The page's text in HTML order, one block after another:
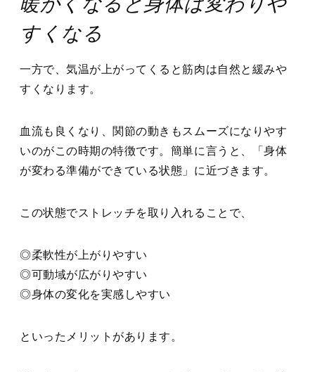
すくなる
一方で、気温が上がってくると筋肉は自然と緩みや
すくなります。
血流も良くなり、関節の動きもスムーズになりやす
いのがこの時期の特徴です。簡単に言うと、「身体
が変わる準備ができている状態」に近づきます。
この状態でストレッチを取り入れることで、
◎柔軟性が上がりやすい
◎可動域が広がりやすい
◎身体の変化を実感しやすい
といったメリットがあります。